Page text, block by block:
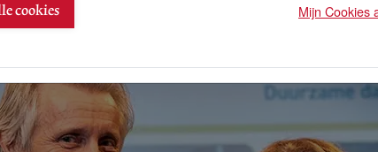
cookies Mijn Cookies